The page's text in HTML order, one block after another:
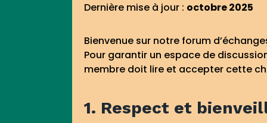
Dernière mise à jour : octobre 2025
Bienvenue sur notre forum
Pour garantir un espace de
membre doit lire et accepter cette
1. Respect et